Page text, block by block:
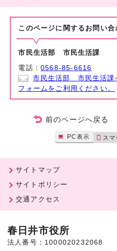
このページに関する お問い合
市民生活部 市民生活課
電話：0568-85-6616
市民生活部 市民生活課
フォームをご利用ください。
前のページへ戻る
PC表示 ス
サイトマップ
サイトポリシー
交通アクセス
春日井市役所
法人番号：1000020232068